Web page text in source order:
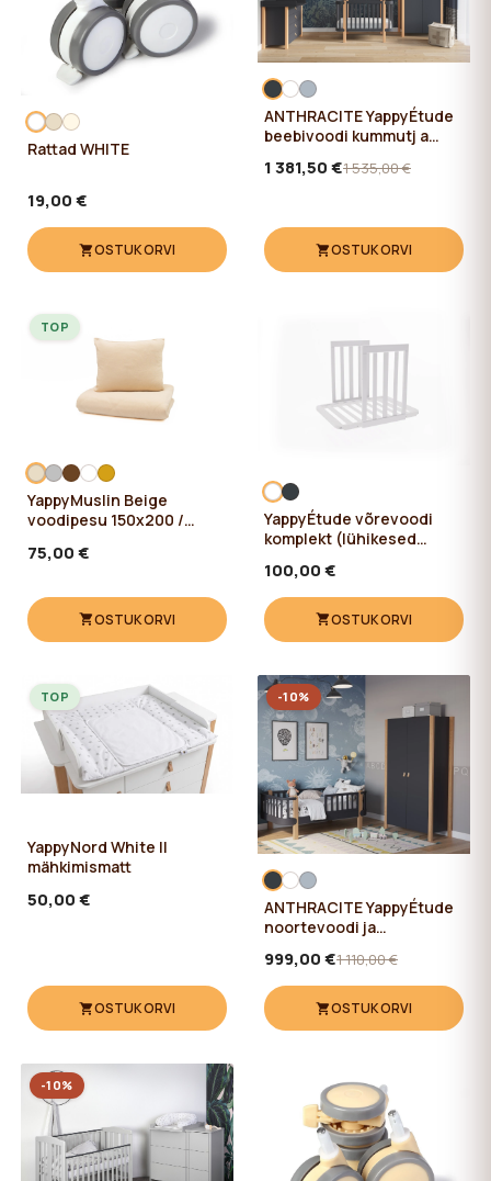
Rattad WHITE
19,00 €
OSTUKORVI
ANTHRACITE YappyÉtude
beebivoodi kummutj a
1 381,50 €1 535,00 €
OSTUKORVI
YappyMuslin Beige
voodipesu 150x200 /
75,00 €
OSTUKORVI
TOP
YappyÉtude võrevoodi
komplekt (lühikesed
WHITE/SKYGREY
100,00 €
OSTUKORVI
YappyNord White II
mähkimismatt
50,00 €
OSTUKORVI
TOP
ANTHRACITE YappyÉtude
noortevoodi ja
999,00 €1 110,00 €
OSTUKORVI
-10%
-10%